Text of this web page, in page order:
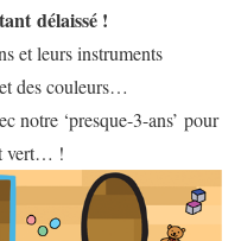
délaissé !
et leurs instruments
des couleurs…
notre ‘presque-3-ans’ pour
vert… !